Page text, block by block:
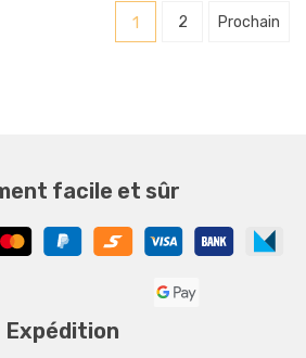
1 2 Prochain
facile et sûr
Expédition